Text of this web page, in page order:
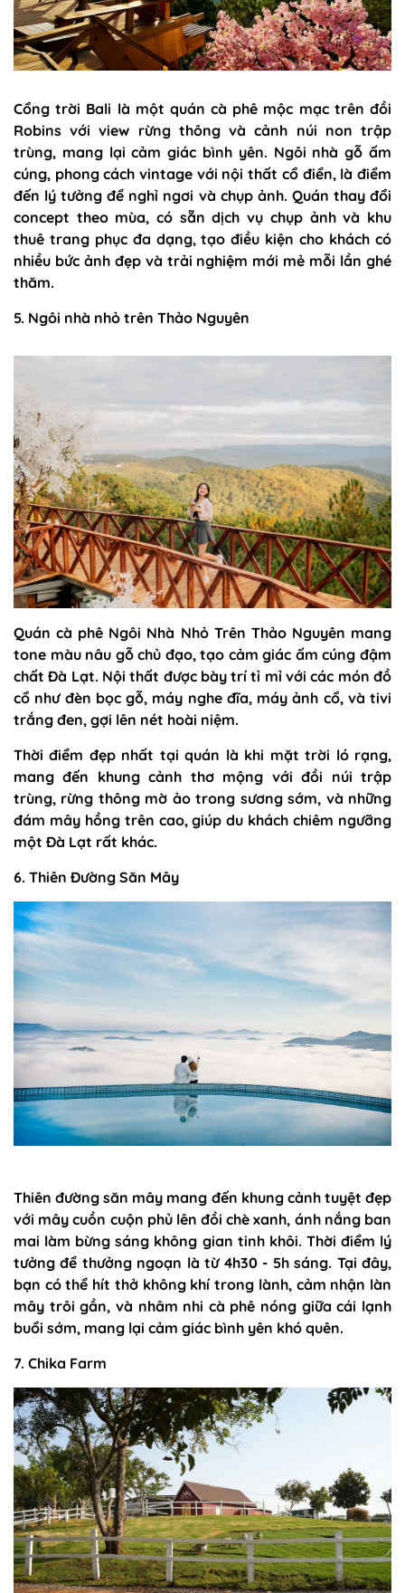
Cổng trời Bali là một quán cà phê mộc mạc trên đồi
Robins với view rừng thông và cảnh núi non trập
trùng, mang lại cảm giác bình yên. Ngôi nhà gỗ ấm
cúng, phong cách vintage với nội thất cổ điển, là điểm
đến lý tưởng để nghỉ ngơi và chụp ảnh. Quán thay đổi
concept theo mùa, có sẵn dịch vụ chụp ảnh và khu
thuê trang phục đa dạng, tạo điều kiện cho khách có
nhiều bức ảnh đẹp và trải nghiệm mới mẻ mỗi lần ghé
thăm.
5. Ngôi nhà nhỏ trên Thảo Nguyên
Quán cà phê Ngôi Nhà Nhỏ Trên Thảo Nguyên mang
tone màu nâu gỗ chủ đạo, tạo cảm giác ấm cúng đậm
chất Đà Lạt. Nội thất được bày trí tỉ mỉ với các món đồ
cổ như đèn bọc gỗ, máy nghe đĩa, máy ảnh cổ, và tivi
trắng đen, gợi lên nét hoài niệm.
Thời điểm đẹp nhất tại quán là khi mặt trời ló rạng,
mang đến khung cảnh thơ mộng với đồi núi trập
trùng, rừng thông mờ ảo trong sương sớm, và những
đám mây hồng trên cao, giúp du khách chiêm ngưỡng
một Đà Lạt rất khác.
6. Thiên Đường Săn Mây
Thiên đường săn mây mang đến khung cảnh tuyệt đẹp
với mây cuồn cuộn phủ lên đồi chè xanh, ánh nắng ban
mai làm bừng sáng không gian tinh khôi. Thời điểm lý
tưởng để thưởng ngoạn là từ 4h30 - 5h sáng. Tại đây,
bạn có thể hít thở không khí trong lành, cảm nhận làn
mây trôi gần, và nhâm nhi cà phê nóng giữa cái lạnh
buổi sớm, mang lại cảm giác bình yên khó quên.
7. Chika Farm